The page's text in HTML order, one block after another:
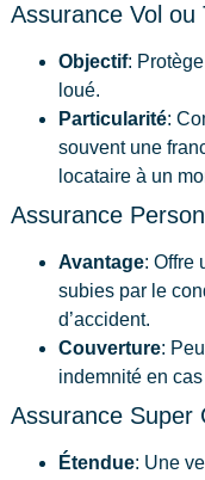
Assurance Vol
Objectif:
loué.
Particularité:
souvent une
locataire à un
Assurance
Avantage: Offre
subies par le
d’accident.
Couverture:
indemnité en
Assurance Super
Étendue: Une